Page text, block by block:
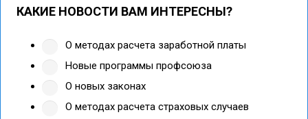
КАКИЕ НОВОСТИ ВАМ ИНТЕРЕСНЫ?
О методах расчета заработной платы
Новые программы профсоюза
О новых законах
О методах расчета страховых случаев